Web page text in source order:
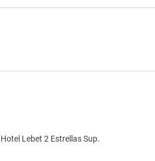
Hotel Lebet 2 Estrellas Sup.